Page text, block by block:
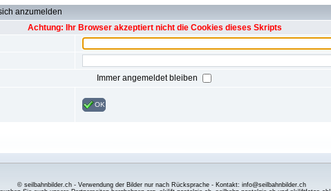
anzumelden
Achtung: Ihr Browser akzeptiert nicht die Cookies dieses Skripts
Immer angemeldet bleiben
OK
© seilbahnbilder.ch - Verwendung der Bilder nur nach Rücksprache - Kontakt: info@seilbahnbilder.ch